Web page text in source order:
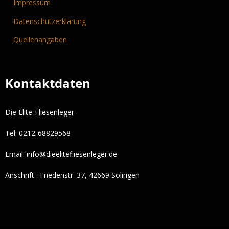
Impressum
Datenschutzerklärung
Quellenangaben
Kontaktdaten
Die Elite-Fliesenleger
Tel: 0212-68829568
Email: info@dieelitefliesenleger.de
Anschrift : Friedenstr. 37, 42669 Solingen